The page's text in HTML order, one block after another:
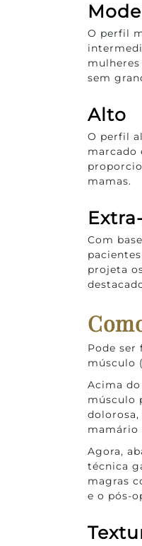
O perfil
sem
Alto
O perfil
marcado
mamas.
Com
projeta
Pode ser
músculo
Acima
músculo
mamário
Agora,
técnica
magras
e o pós-